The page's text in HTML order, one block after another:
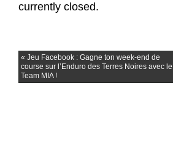
currently closed.
« Jeu Facebook : Gagne ton week-end de
course sur l’Enduro des Terres Noires avec le
Team MIA !